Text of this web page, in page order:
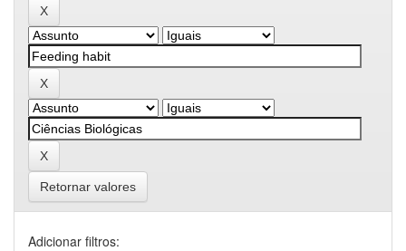
Retornar valores
Adicionar filtros: